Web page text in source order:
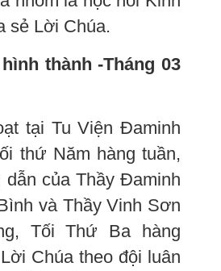
sẻ Lời Chúa.
thành -Tháng 03
tại Tu Viện Đaminh
thứ Năm hàng tuần,
của Thầy Đaminh
và Thầy Vinh Sơn
Tối Thứ Ba hàng
Chúa theo đội luân